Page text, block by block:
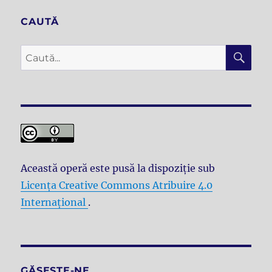
CAUTĂ
Caută
după:
Această operă este pusă la dispoziţie sub
Licenţa Creative Commons Atribuire 4.0
Internațional .